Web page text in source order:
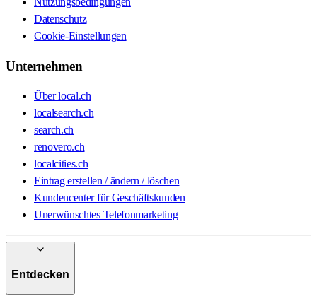
Datenschutz
Cookie-Einstellungen
Unternehmen
Über local.ch
localsearch.ch
search.ch
renovero.ch
localcities.ch
Eintrag erstellen / ändern / löschen
Kundencenter für Geschäftskunden
Unerwünschtes Telefonmarketing
Entdecken